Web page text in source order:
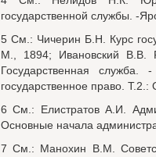
государственной службы. -
5 См.: Чичерин Б.Н. Курс
М., 1894; Ивановский В.В.
Государственная
государственное право.
6 См.: Елистратов А.И.
Основные начала
7 См.: Манохин В.М.